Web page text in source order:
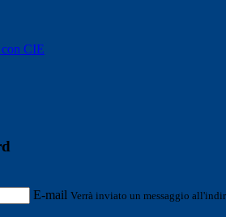
CIE
E-mail Verrà inviato un messaggio